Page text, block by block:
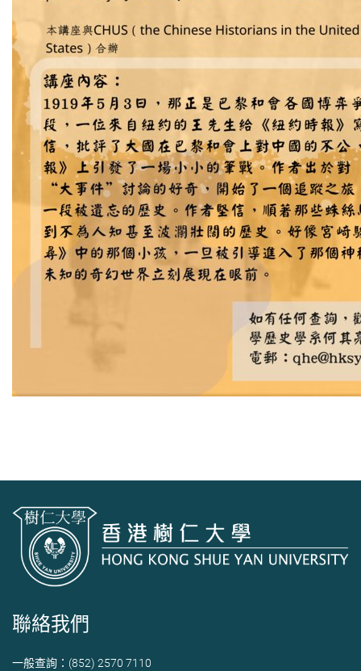
聯絡我們
一般查詢：(852) 2570 7110